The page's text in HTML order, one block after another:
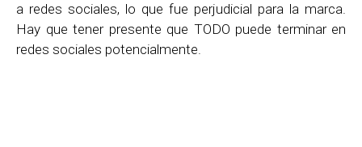
a redes sociales, lo que fue perjudicial para la marca.
Hay que tener presente que TODO puede terminar en
redes sociales potencialmente.